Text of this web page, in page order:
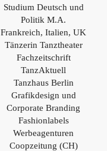
Studium Deutsch und
Politik M.A.
Frankreich, Italien, UK
Tänzerin Tanztheater
Fachzeitschrift
TanzAktuell
Tanzhaus Berlin
Grafikdesign und
Corporate Branding
Fashionlabels
Werbeagenturen
Coopzeitung (CH)